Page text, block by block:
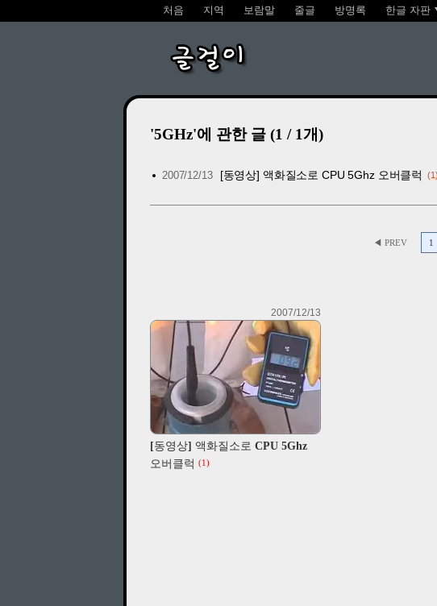
처음 지역 보람말 줄글 방명록 한글 자판
글걸이
'5GHz'에 관한 글 (1 / 1개)
2007/12/13 [동영상] 액화질소로 CPU 5Ghz 오버클럭 1
◀ PREV 1
2007/12/13
[동영상] 액화질소로 CPU 5Ghz
오버클럭 (1)